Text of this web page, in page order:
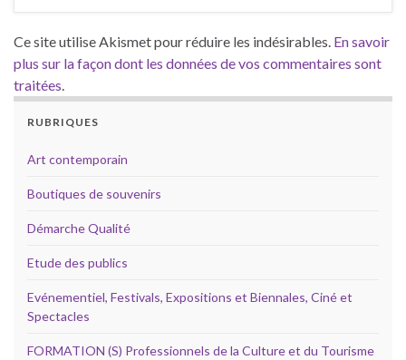
Ce site utilise Akismet pour réduire les indésirables. En savoir
plus sur la façon dont les données de vos commentaires sont
traitées.
RUBRIQUES
Art contemporain
Boutiques de souvenirs
Démarche Qualité
Etude des publics
Evénementiel, Festivals, Expositions et Biennales, Ciné et
Spectacles
FORMATION (S) Professionnels de la Culture et du Tourisme